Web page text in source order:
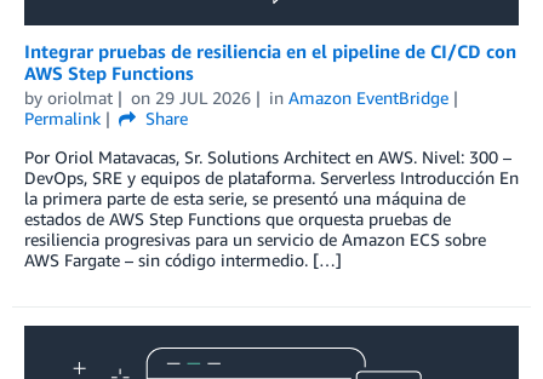
Integrar pruebas de resiliencia en el pipeline de CI/CD con
AWS Step Functions
by oriolmat on 29 JUL 2026 in Amazon EventBridge
Permalink
Share
Por Oriol Matavacas, Sr. Solutions Architect en AWS. Nivel: 300 –
DevOps, SRE y equipos de plataforma. Serverless Introducción En
la primera parte de esta serie, se presentó una máquina de
estados de AWS Step Functions que orquesta pruebas de
resiliencia progresivas para un servicio de Amazon ECS sobre
AWS Fargate – sin código intermedio. […]